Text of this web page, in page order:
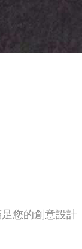
您的創意設計